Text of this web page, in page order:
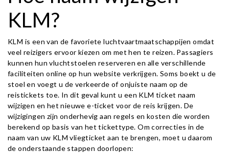
KLM?
KLM is een van de favoriete luchtvaartmaatschappijen omdat
veel reizigers ervoor kiezen om met hen te reizen. Passagiers
kunnen hun vluchtstoelen reserveren en alle verschillende
faciliteiten online op hun website verkrijgen. Soms boekt u de
stoel en voegt u de verkeerde of onjuiste naam op de
reistickets toe. In dit geval kunt u een KLM ticket naam
wijzigen en het nieuwe e-ticket voor de reis krijgen. De
wijzigingen zijn onderhevig aan regels en kosten die worden
berekend op basis van het tickettype. Om correcties in de
naam van uw KLM vliegticket aan te brengen, moet u daarom
de onderstaande stappen doorlopen: